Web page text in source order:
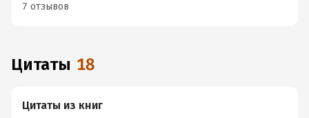
7 отзывов
Цитаты 18
Цитаты из книг